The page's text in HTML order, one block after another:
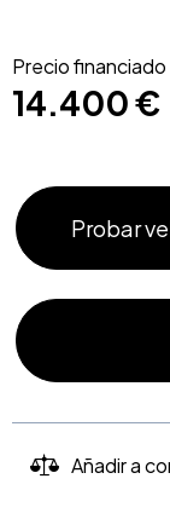
Precio financiado
14.400 €
Probar
Añadir a